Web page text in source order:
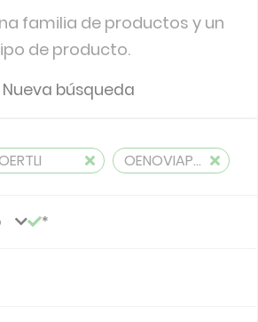
familia de productos y un
de producto.
Nueva búsqueda
OENOVIAPAC-C FIRST (Rotary)